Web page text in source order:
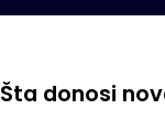
donosi